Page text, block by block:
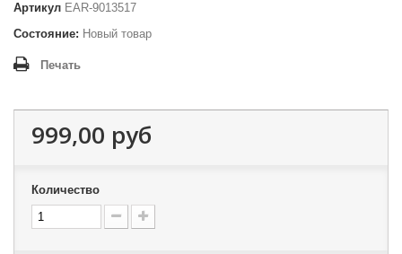
Артикул EAR-9013517
Состояние: Новый товар
Печать
999,00 руб
Количество